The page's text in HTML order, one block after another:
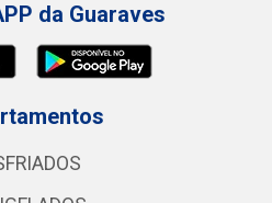
da Guaraves